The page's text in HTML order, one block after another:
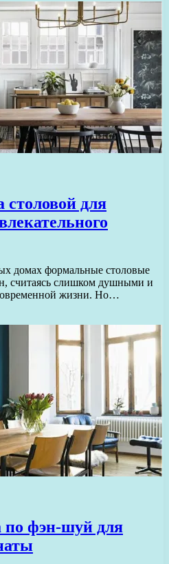
столовой для
домах формальные столовые
считаясь слишком душными и
жизни. Но…
по фэн-шуй для